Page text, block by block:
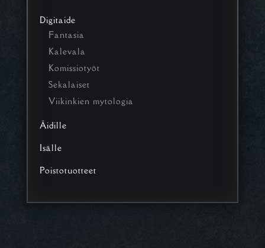
Digitaide
Fantasia
Kalevala
Komissiotyöt
Sekalaiset
Viikinkien mytologia
Äidille
Isälle
Poistotuotteet